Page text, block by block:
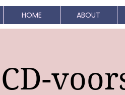
HOME ABOUT
CD-